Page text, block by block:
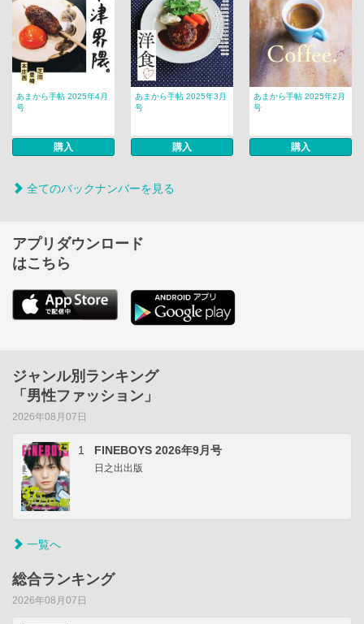
あまから手帖 2025年4月
号
購入
あまから手帖 2025年3月
号
購入
あまから手帖 2025年2月
号
購入
全てのバックナンバーを見る
アプリダウンロード
はこちら
ジャンル別ランキング
「男性ファッション」
2026年08月07日
1 FINEBOYS 2026年9月号
日之出出版
一覧へ
総合ランキング
2026年08月07日